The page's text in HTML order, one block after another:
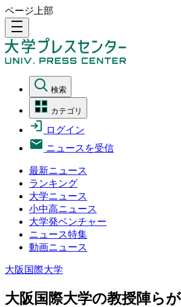
ページ上部
density_medium
検索
カテゴリ
ログイン
ニュースを受信
最新ニュース
ランキング
大学ニュース
小中高ニュース
大学発ベンチャー
ニュース特集
動画ニュース
大阪国際大学
大阪国際大学の教授陣ら